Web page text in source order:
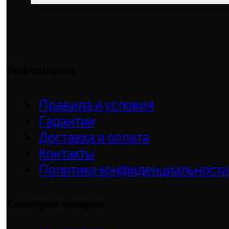
Правила и условия
Гарантии
Доставка и оплата
Контакты
Политика конфиденциальности